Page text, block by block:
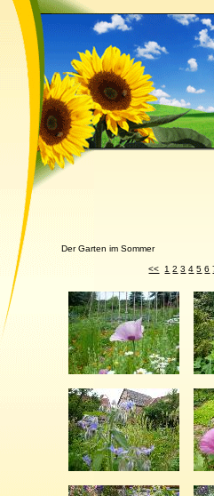
Der Garten im Sommer
<< 1 2 3 4 5 6